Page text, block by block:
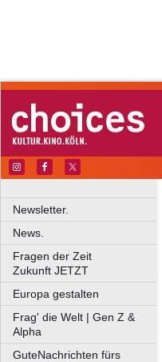
Newsletter.
News.
Fragen der Zeit
Zukunft JETZT
Europa gestalten
Frag' die Welt | Gen Z &
Alpha
GuteNachrichten fürs